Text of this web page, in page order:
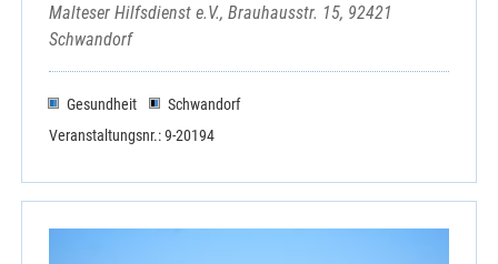
Malteser Hilfsdienst e.V., Brauhausstr. 15, 92421
Schwandorf
Gesundheit
Schwandorf
Veranstaltungsnr.: 9-20194